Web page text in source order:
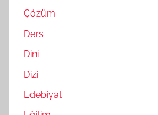
Çözüm
Ders
Dini
Dizi
Edebiyat